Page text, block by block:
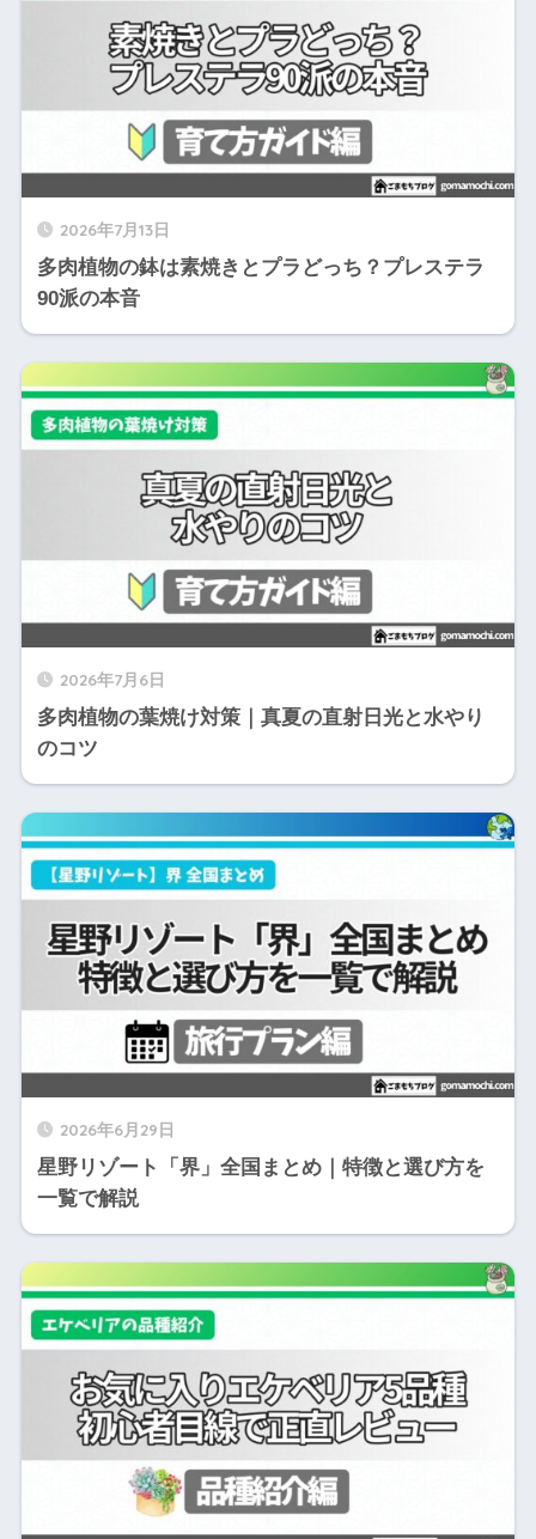
2026年7月13日
多肉植物の鉢は素焼きとプラどっち？プレステラ
90派の本音
2026年7月6日
多肉植物の葉焼け対策｜真夏の直射日光と水やり
のコツ
2026年6月29日
星野リゾート「界」全国まとめ｜特徴と選び方を
一覧で解説